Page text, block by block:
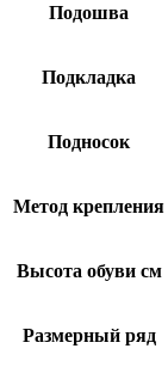
Подошва
Подкладка
Подносок
Метод крепления
Высота обуви см
Размерный ряд